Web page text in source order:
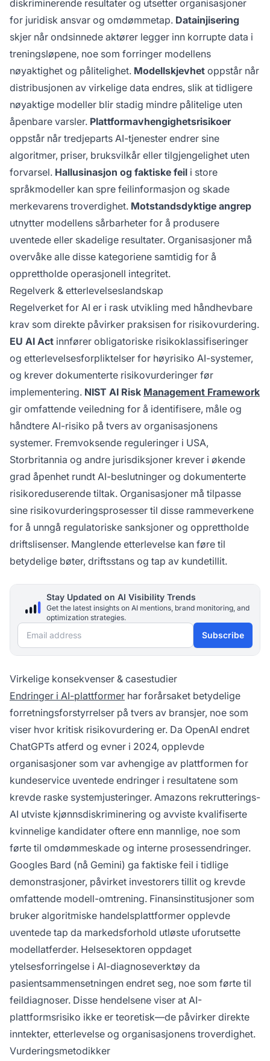
diskriminerende resultater og utsetter organisasjoner
for juridisk ansvar og omdømmetap. Datainjisering
skjer når ondsinnede aktører legger inn korrupte data i
treningsløpene, noe som forringer modellens
nøyaktighet og pålitelighet. Modellskjevhet oppstår når
distribusjonen av virkelige data endres, slik at tidligere
nøyaktige modeller blir stadig mindre pålitelige uten
åpenbare varsler. Plattformavhengighetsrisikoer
oppstår når tredjeparts AI-tjenester endrer sine
algoritmer, priser, bruksvilkår eller tilgjengelighet uten
forvarsel. Hallusinasjon og faktiske feil i store
språkmodeller kan spre feilinformasjon og skade
merkevarens troverdighet. Motstandsdyktige angrep
utnytter modellens sårbarheter for å produsere
uventede eller skadelige resultater. Organisasjoner må
overvåke alle disse kategoriene samtidig for å
opprettholde operasjonell integritet.
Regelverk & etterlevelseslandskap
Regelverket for AI er i rask utvikling med håndhevbare
krav som direkte påvirker praksisen for risikovurdering.
EU AI Act innfører obligatoriske risikoklassifiseringer
og etterlevelsesforpliktelser for høyrisiko AI-systemer,
og krever dokumenterte risikovurderinger før
implementering. NIST AI Risk Management Framework
gir omfattende veiledning for å identifisere, måle og
håndtere AI-risiko på tvers av organisasjonens
systemer. Fremvoksende reguleringer i USA,
Storbritannia og andre jurisdiksjoner krever i økende
grad åpenhet rundt AI-beslutninger og dokumenterte
risikoreduserende tiltak. Organisasjoner må tilpasse
sine risikovurderingsprosesser til disse rammeverkene
for å unngå regulatoriske sanksjoner og opprettholde
driftslisenser. Manglende etterlevelse kan føre til
betydelige bøter, driftsstans og tap av kundetillit.
Stay Updated on AI Visibility Trends
Get the latest insights on AI mentions, brand monitoring, and
optimization strategies.
Email address Subscribe
Virkelige konsekvenser & casestudier
Endringer i AI-plattformer har forårsaket betydelige
forretningsforstyrrelser på tvers av bransjer, noe som
viser hvor kritisk risikovurdering er. Da OpenAI endret
ChatGPTs atferd og evner i 2024, opplevde
organisasjoner som var avhengige av plattformen for
kundeservice uventede endringer i resultatene som
krevde raske systemjusteringer. Amazons rekrutterings-
AI utviste kjønnsdiskriminering og avviste kvalifiserte
kvinnelige kandidater oftere enn mannlige, noe som
førte til omdømmeskade og interne prosessendringer.
Googles Bard (nå Gemini) ga faktiske feil i tidlige
demonstrasjoner, påvirket investorers tillit og krevde
omfattende modell-omtrening. Finansinstitusjoner som
bruker algoritmiske handelsplattformer opplevde
uventede tap da markedsforhold utløste uforutsette
modellatferder. Helsesektoren oppdaget
ytelsesforringelse i AI-diagnoseverktøy da
pasientsammensetningen endret seg, noe som førte til
feildiagnoser. Disse hendelsene viser at AI-
plattformsrisiko ikke er teoretisk—de påvirker direkte
inntekter, etterlevelse og organisasjonens troverdighet.
Vurderingsmetodikker